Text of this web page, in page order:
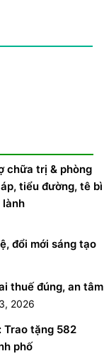
chữa trị & phòng
tiểu đường, tê bì
lành
đổi mới sáng tạo
thuế đúng, an tâm
2026
Trao tặng 582
phố